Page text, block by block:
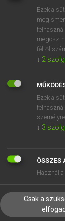
EGYÉNI
TANULÓKNAK
VÁLLALATI
Ezek a
féltől
↓ 2
Ezek a
↓ 3
ÖSSZES
Csak a